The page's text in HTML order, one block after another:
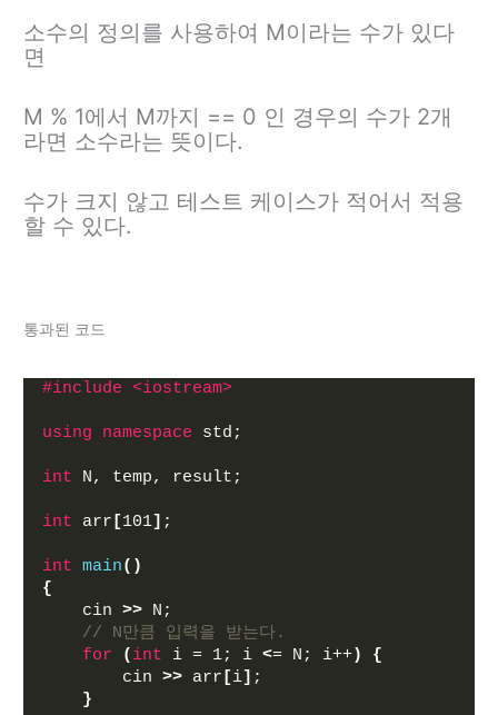
소수의 정의를 사용하여 M이라는 수가 있다
면
M % 1에서 M까지 == 0 인 경우의 수가 2개
라면 소수라는 뜻이다.
수가 크지 않고 테스트 케이스가 적어서 적용
할 수 있다.
통과된 코드
#include <iostream>
using namespace std;
int N, temp, result;
int arr [101] ;
int main()
{
    cin
>> N;
// N만큼 입력을 받는다.
for
( int i = 1; i <= N; i++)
{
        cin
>> arr [i] ;
}